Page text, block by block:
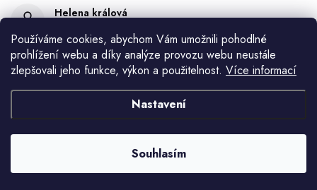
Používáme cookies, abychom Vám umožnili pohodlné
prohlížení webu a díky analýze provozu webu neustále
zlepšovali jeho funkce, výkon a použitelnost. Více informací
Nastavení
Souhlasím
Helena králová
8.8.2026
Objednala jsem si kvetinace a jede n byl praskly dole a
kdyz jsem napsala jak to budem resit tak zadna odpoved